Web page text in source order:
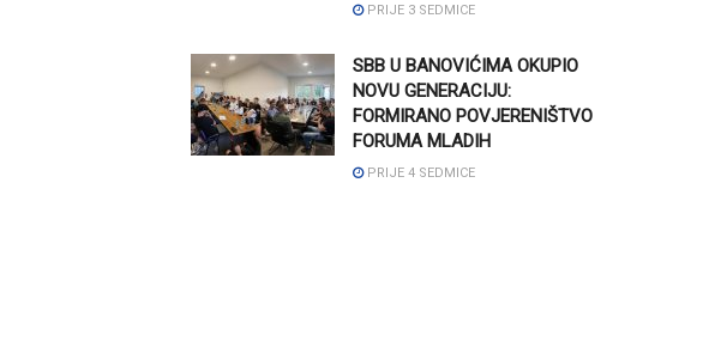
PRIJE 3 SEDMICE
SBB U BANOVIĆIMA OKUPIO
NOVU GENERACIJU:
FORMIRANO POVJERENIŠTVO
FORUMA MLADIH
PRIJE 4 SEDMICE